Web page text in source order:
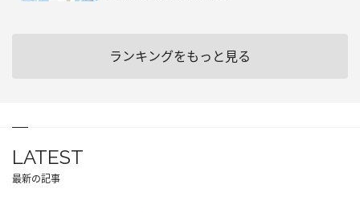
ランキングをもっと見る
LATEST
最新の記事